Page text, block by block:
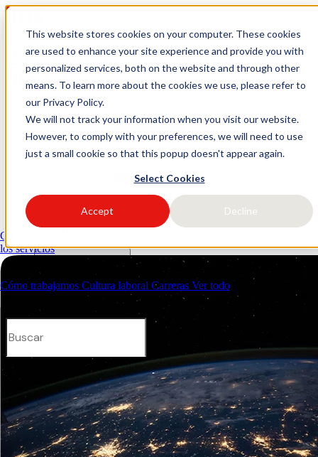
This website stores cookies on your computer. These cookies
are used to enhance your site experience and provide you with
personalized services, both on the website and through other
means. To learn more about the cookies we use, please refer to
our Privacy Policy.
We will not track your information when you visit our website.
However, to comply with your preferences, we will need to use
just a small cookie so that this popup doesn't appear again.
Select Cookies
Accept Decline
logo link37 agencia marketing
digital
Solicitar presupuesto Open main menu
Client Management (CRM)
los servicios
Industrias
Cómo trabajamos Cultura laboral Carreras Ver todo